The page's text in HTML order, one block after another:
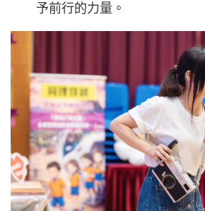
予前行的力量。